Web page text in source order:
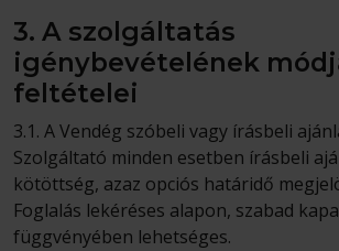
3. A szolgáltatás
igénybevételének
feltételei
3.1. A Vendég szóbeli vagy írásbeli
Szolgáltató minden esetben írásbeli
kötöttség, azaz opciós határidő
Foglalás lekéréses alapon, szabad
függvényében lehetséges.